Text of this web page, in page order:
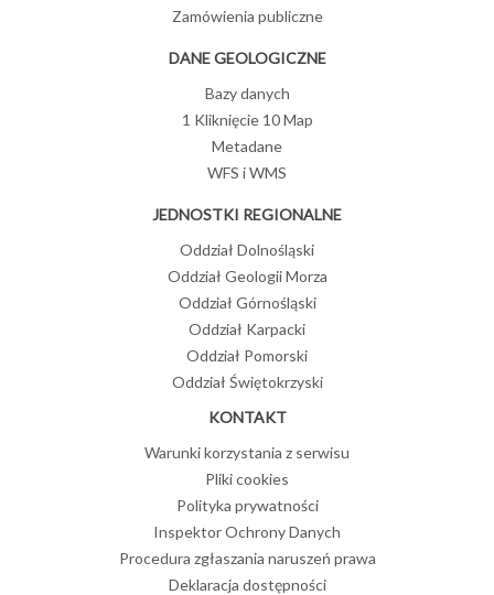
Zamówienia publiczne
DANE GEOLOGICZNE
Bazy danych
1 Kliknięcie 10 Map
Metadane
WFS i WMS
JEDNOSTKI REGIONALNE
Oddział Dolnośląski
Oddział Geologii Morza
Oddział Górnośląski
Oddział Karpacki
Oddział Pomorski
Oddział Świętokrzyski
KONTAKT
Warunki korzystania z serwisu
Pliki cookies
Polityka prywatności
Inspektor Ochrony Danych
Procedura zgłaszania naruszeń prawa
Deklaracja dostępności